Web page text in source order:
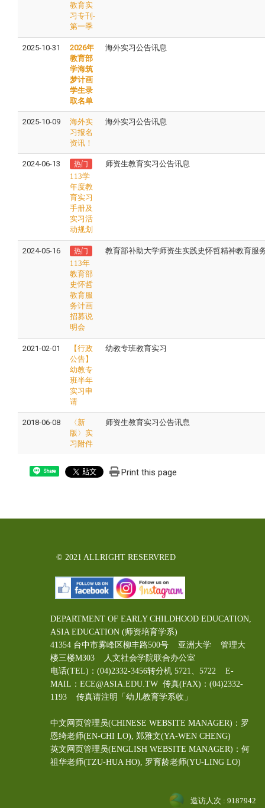
教育实
习专刊-
第一季
2025-10-31
2026年
教育部
学海筑
梦计画
学生录
取名单
海外实习公告讯息
2025-10-09
海外实
习报名
资讯！
海外实习公告讯息
2024-06-13 热门
113学
年度教
育实习
手册及
实习活
动规划
师资生教育实习公告讯息
2024-05-16 热门
113年
教育部
史怀哲
教育服
务计画
招募说
明会
教育部补助大学师资生实践史怀哲精神教育服
2021-02-01
【行政
公告】
幼教专
班半年
实习申
请
幼教专班教育实习
2018-06-08
〈新
版〉实
习附件
师资生教育实习公告讯息
Share Print this page
© 2021 ALLRIGHT RESERVRED
DEPARTMENT OF EARLY CHILDHOOD EDUCATION,
ASIA EDUCATION (师资培育学系)
41354 台中市雾峰区柳丰路500号 亚洲大学 管理大
楼三楼M303 人文社会学院联合办公室
电话(TEL)：(04)2332-3456转分机 5721、5722 E-
MAIL：ECE@ASIA.EDU.TW 传真(FAX)：(04)2332-
1193 传真请注明「幼儿教育学系收」
中文网页管理员(CHINESE WEBSITE MANAGER)：罗
恩绮老师(EN-CHI LO) , 郑雅文(YA-WEN CHENG)
英文网页管理员(ENGLISH WEBSITE MANAGER)：何
祖华老师(TZU-HUA HO), 罗育龄老师(YU-LING LO)
造访人次 : 9187942